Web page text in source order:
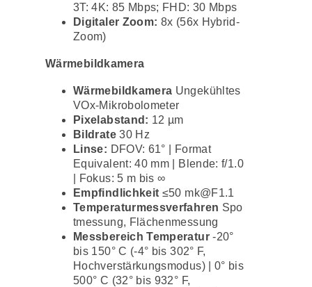
3T: 4K: 85 Mbps; FHD: 30 Mbps
Digitaler Zoom: 8x (56x Hybrid-
Zoom)
Wärmebildkamera
Wärmebildkamera Ungekühltes
VOx-Mikrobolometer
Pixelabstand: 12 µm
Bildrate30 Hz
Linse: DFOV: 61° | Format
Equivalent: 40 mm | Blende: f/1.0
| Fokus: 5 m bis ∞
Empfindlichkeit ≤50 mk@F1.1
Temperaturmessverfahren Spo
tmessung, Flächenmessung
Messbereich Temperatur-20°
bis 150° C (-4° bis 302° F,
Hochverstärkungsmodus) | 0° bis
500° C (32° bis 932° F,